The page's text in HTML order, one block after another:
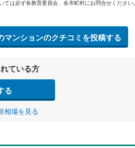
は必ず各教育委員会、各市町村にお問合せください。
マンションのクチコミを投稿する
ている方
る
相場を見る